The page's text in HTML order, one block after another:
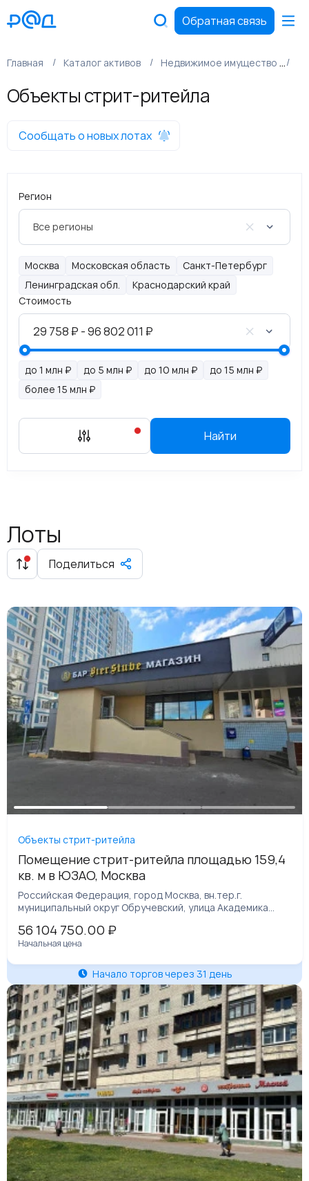
Обратная связь
Главная Каталог активов Недвижимое имущество
Объекты стрит-ритейла
Сообщать о новых лотах
Регион
Все регионы
Москва Московская область
Санкт-Петербург
Ленинградская обл.
Краснодарский край
Стоимость
до 1 млн ₽ до 5 млн ₽ до 10 млн ₽
до 15 млн ₽
более 15 млн ₽
Найти
Лоты
Поделиться
Объекты стрит-ритейла
Помещение стрит-ритейла площадью 159,4
кв. м в ЮЗАО, Москва
Российская Федерация, город Москва, вн.тер.г.
муниципальный округ Обручевский, улица Академика
56 104 750.00 ₽
Начальная цена
Начало торгов через 31 день